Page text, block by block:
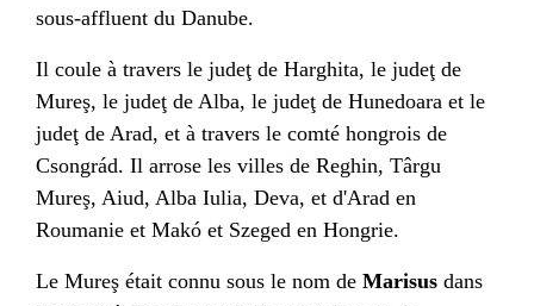
sous-affluent du Danube.
Il coule à travers le judeţ de Harghita, le judeţ de
Mureş, le judeţ de Alba, le judeţ de Hunedoara et le
judeţ de Arad, et à travers le comté hongrois de
Csongrád. Il arrose les villes de Reghin, Târgu
Mureş, Aiud, Alba Iulia, Deva, et d'Arad en
Roumanie et Makó et Szeged en Hongrie.
Le Mureş était connu sous le nom de Marisus dans